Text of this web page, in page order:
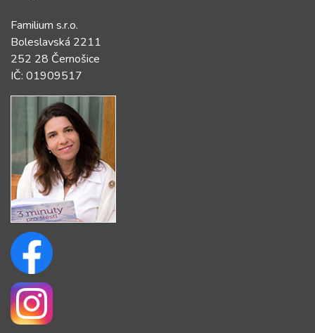
Familium s.r.o.
Boleslavská 2211
252 28 Černošice
IČ: 01909517